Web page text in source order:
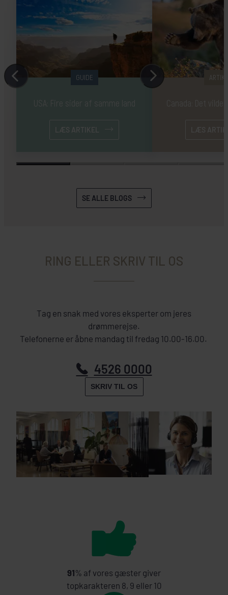
GUIDE
USA: Fire sider af samme land
LÆS ARTIKEL
SE ALLE BLOGS
RING ELLER SKRIV TIL OS
Tag en snak med vores eksperter om jeres
drømmerejse.
Telefonerne er åbne mandag til fredag 10.00-16.00.
4526 0000
SKRIV TIL OS
91% af vores gæster giver
topkarakteren 8, 9 eller 10